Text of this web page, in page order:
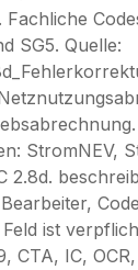
SG5. Quelle:
StromNEV,
2.8d.
ist
CTA, IC,